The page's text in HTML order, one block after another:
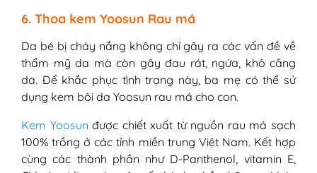
6. Thoa kem Yoosun Rau má
Da bé bị cháy nắng không chỉ gây ra các vấn đề về
thẩm mỹ da mà còn gây đau rát, ngứa, khô căng
da. Để khắc phục tình trạng này, ba mẹ có thể sử
dụng kem bôi da Yoosun rau má cho con.
Kem Yoosun được chiết xuất từ nguồn rau má sạch
100% trồng ở các tỉnh miền trung Việt Nam. Kết hợp
cùng các thành phần như D-Panthenol, vitamin E,